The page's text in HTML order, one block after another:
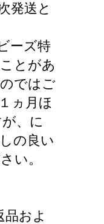
発送と
ーズ特
とがあ
ではご
ヵ月ほ
、に
の良い
い。
およ